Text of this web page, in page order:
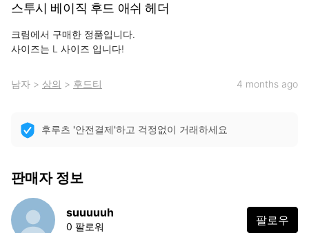
스투시 베이직 후드 애쉬 헤더
크림에서 구매한 정품입니다.
사이즈는 L 사이즈 입니다!
남자 > 상의 > 후드티 4 months ago
후루츠 '안전결제'하고 걱정없이 거래하세요
판매자 정보
suuuuuh
0 팔로워 팔로우